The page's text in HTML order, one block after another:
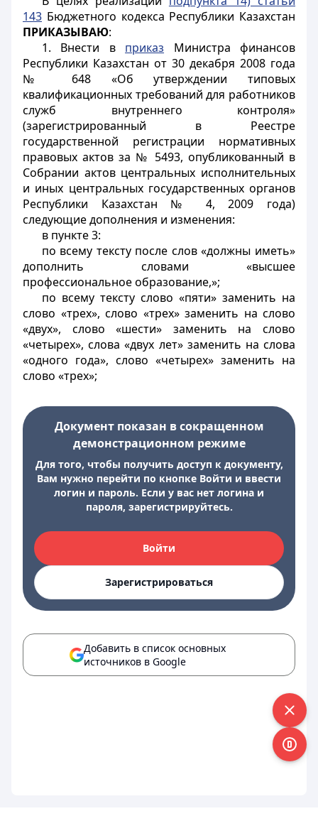
143 Бюджетного кодекса Республики Казахстан
ПРИКАЗЫВАЮ:
1. Внести в приказ Министра финансов
Республики Казахстан от 30 декабря 2008 года
№ 648 «Об утверждении типовых
квалификационных требований для работников
служб внутреннего контроля»
(зарегистрированный в Реестре
государственной регистрации нормативных
правовых актов за № 5493, опубликованный в
Собрании актов центральных исполнительных
и иных центральных государственных органов
Республики Казахстан № 4, 2009 года)
следующие дополнения и изменения:
в пункте 3:
по всему тексту после слов «должны иметь»
дополнить словами «высшее
профессиональное образование,»;
по всему тексту слово «пяти» заменить на
слово «трех», слово «трех» заменить на слово
«двух», слово «шести» заменить на слово
«четырех», слова «двух лет» заменить на слова
«одного года», слово «четырех» заменить на
слово «трех»;
Документ показан в сокращенном
демонстрационном режиме
Для того, чтобы получить доступ к документу,
Вам нужно перейти по кнопке Войти и ввести
логин и пароль. Если у вас нет логина и
пароля, зарегистрируйтесь.
Войти
Зарегистрироваться
Добавить в список основных
источников в Google